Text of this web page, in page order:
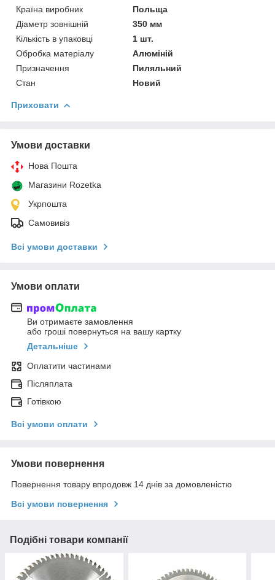
Країна виробник
Польща
Діаметр зовнішній
350 мм
Кількість в упаковці
1 шт.
Обробка матеріалу
Алюміній
Призначення
Пиляльний
Стан
Новий
Приховати
Умови доставки
Нова Пошта
Магазини Rozetka
Укрпошта
Самовивіз
Всі умови доставки
Умови оплати
Ви отримаєте замовлення
або гроші повернуться на вашу картку
Детальніше
Оплатити частинами
Післяплата
Готівкою
Всі умови оплати
Умови повернення
Повернення товару впродовж 14 днів за домовленістю
Всі умови повернення
Подібні товари компанії